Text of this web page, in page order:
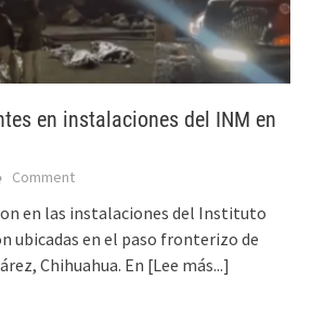
en instalaciones del INM en
Comment
en las instalaciones del Instituto
ubicadas en el paso fronterizo de
Chihuahua. En [Lee más...]